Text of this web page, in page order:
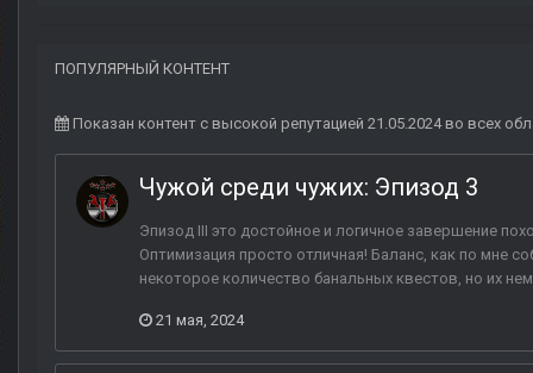
ПОПУЛЯРНЫЙ КОНТЕНТ
Показан контент с высокой репутацией 21.05.2024 во всех
Чужой среди чужих: Эпизод 3
Эпизод III это достойное и логичное завершение
Оптимизация просто отличная! Баланс, как по мне
некоторое количество банальных квестов, но их
21 мая, 2024